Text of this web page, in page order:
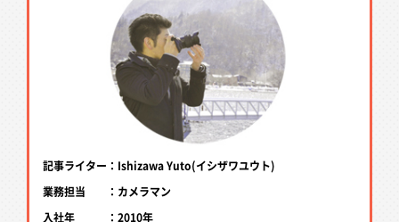
記事ライター：Ishizawa Yuto(イシザワユウト)
業務担当 ：カメラマン
入社年 ：2010年